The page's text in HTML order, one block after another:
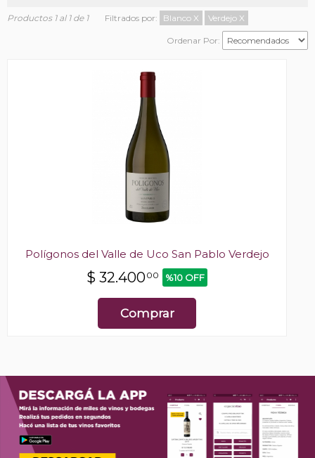
Productos 1 al 1 de 1 Filtrados por: Blanco X Verdejo X
Ordenar Por:
Polígonos del Valle de Uco San Pablo Verdejo
$ 32.40000 %10 OFF
Comprar